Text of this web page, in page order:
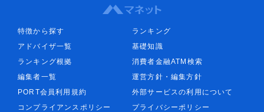
特徴から探す
ランキング
アドバイザ一覧
基礎知識
ランキング根拠
消費者金融ATM検索
編集者一覧
運営方針・編集方針
PORT会員利用規約
外部サービスの利用について
コンプライアンスポリシー
プライバシーポリシー